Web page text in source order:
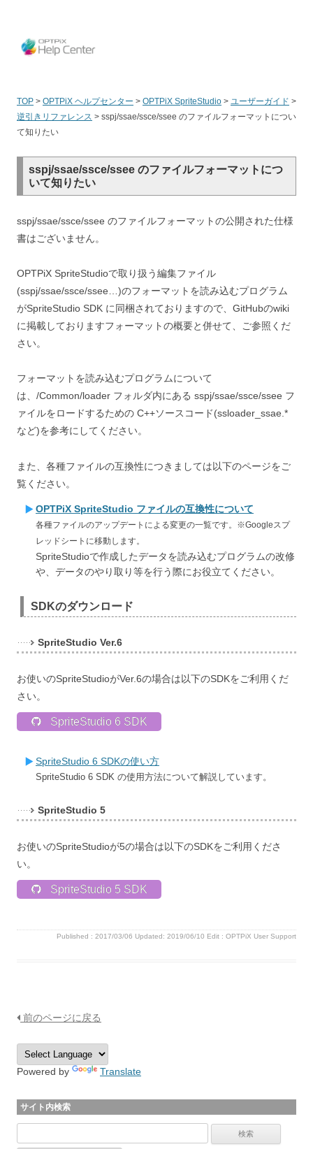
TOP > OPTPiX ヘルプセンター > OPTPiX SpriteStudio > ユーザーガイド >
逆引きリファレンス > sspj/ssae/ssce/ssee のファイルフォーマットについ
て知りたい
sspj/ssae/ssce/ssee のファイルフォーマットにつ
いて知りたい
sspj/ssae/ssce/ssee のファイルフォーマットの公開された仕様
書はございません。
OPTPiX SpriteStudioで取り扱う編集ファイル
(sspj/ssae/ssce/ssee…)のフォーマットを読み込むプログラム
がSpriteStudio SDK に同梱されておりますので、GitHubのwiki
に掲載しておりますフォーマットの概要と併せて、ご参照くだ
さい。
フォーマットを読み込むプログラムについて
は、/Common/loader フォルダ内にある sspj/ssae/ssce/ssee フ
ァイルをロードするための C++ソースコード(ssloader_ssae.*
など)を参考にしてください。
また、各種ファイルの互換性につきましては以下のページをご
覧ください。
OPTPiX SpriteStudio ファイルの互換性について
各種ファイルのアップデートによる変更の一覧です。※Googleスプ
レッドシートに移動します。
SpriteStudioで作成したデータを読み込むプログラムの改修
や、データのやり取り等を行う際にお役立てください。
SDKのダウンロード
SpriteStudio Ver.6
お使いのSpriteStudioがVer.6の場合は以下のSDKをご利用くだ
さい。
SpriteStudio 6 SDK
SpriteStudio 6 SDKの使い方
SpriteStudio 6 SDK の使用方法について解説しています。
SpriteStudio 5
お使いのSpriteStudioが5の場合は以下のSDKをご利用くださ
い。
SpriteStudio 5 SDK
Published : 2017/03/06 Updated: 2019/06/10 Edit : OPTPiX User Support
前のページに戻る
Powered by Translate
サイト内検索